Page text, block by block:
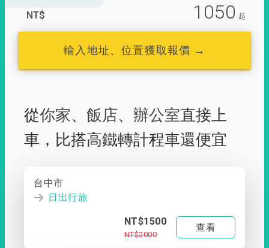
NT$ 1050 起
輸入地址、位置獲取報價 →
從你家、 飯店、 辦公室直接上
車， 比搭高鐵轉計程車還便宜
台中市
日出行旅
NT$1500
NT$2000
查看